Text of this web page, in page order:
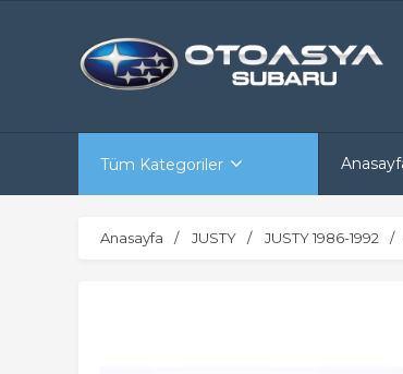
Tüm Kategoriler
Anasayfa JUSTY JUSTY 1986-1992